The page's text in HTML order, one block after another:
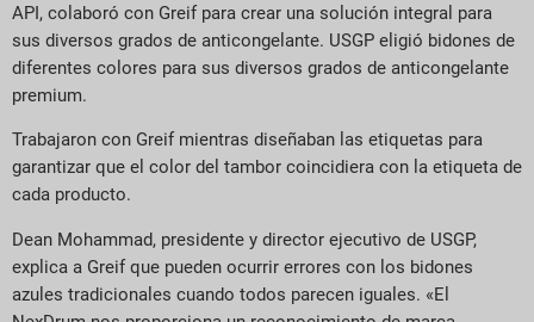
API, colaboró con Greif para crear una solución integral para
sus diversos grados de anticongelante. USGP eligió bidones de
diferentes colores para sus diversos grados de anticongelante
premium.
Trabajaron con Greif mientras diseñaban las etiquetas para
garantizar que el color del tambor coincidiera con la etiqueta de
cada producto.
Dean Mohammad, presidente y director ejecutivo de USGP,
explica a Greif que pueden ocurrir errores con los bidones
azules tradicionales cuando todos parecen iguales. «El